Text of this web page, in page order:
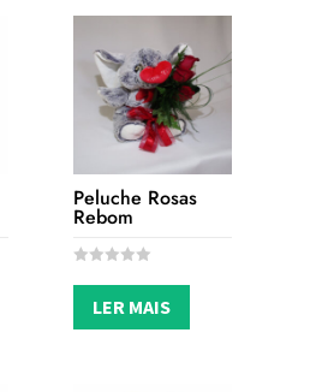
Peluche Rosas
Rebom
o
LER MAIS